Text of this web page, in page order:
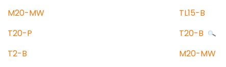
M20-MW
TL15-B
T20-P
T20-B
T2-B
M20-MW